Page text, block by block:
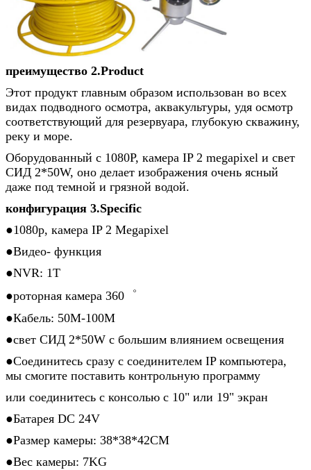
преимущество 2.Product
Этот продукт главным образом использован во всех
видах подводного осмотра, аквакультуры, удя осмотр
соответствующий для резервуара, глубокую скважину,
реку и море.
Оборудованный с 1080P, камера IP 2 megapixel и свет
СИД 2*50W, оно делает изображения очень ясный
даже под темной и грязной водой.
конфигурация 3.Specific
●1080p, камера IP 2 Megapixel
●Видео- функция
●NVR: 1T
●роторная камера 360゜
●Кабель: 50M-100M
●свет СИД 2*50W с большим влиянием освещения
●Соединитесь сразу с соединителем IP компьютера,
мы смогите поставить контрольную программу
или соединитесь с консолью с 10" или 19" экран
●Батарея DC 24V
●Размер камеры: 38*38*42CM
●Вес камеры: 7KG